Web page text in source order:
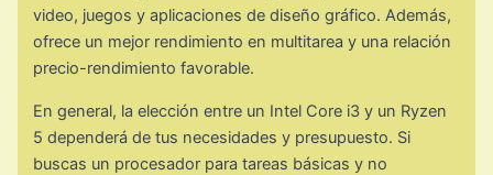
video, juegos y aplicaciones de diseño gráfico. Además,
ofrece un mejor rendimiento en multitarea y una relación
precio-rendimiento favorable.
En general, la elección entre un Intel Core i3 y un Ryzen
5 dependerá de tus necesidades y presupuesto. Si
buscas un procesador para tareas básicas y no